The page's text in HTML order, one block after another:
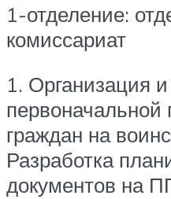
1-отделение:
комиссариат
1. Организация
первоначальной
граждан на
Разработка
документов на